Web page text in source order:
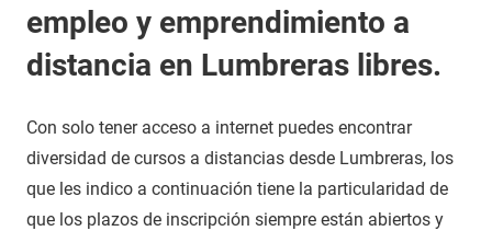
empleo y emprendimiento a
distancia en Lumbreras libres.
Con solo tener acceso a internet puedes encontrar
diversidad de cursos a distancias desde Lumbreras, los
que les indico a continuación tiene la particularidad de
que los plazos de inscripción siempre están abiertos y